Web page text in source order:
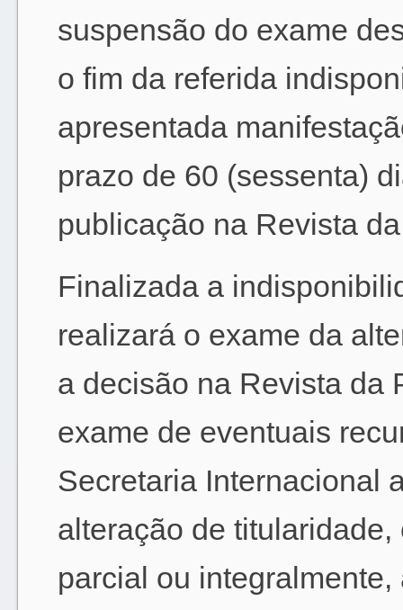
suspensão do exame
o fim da referida
apresentada
prazo de 60 (sessenta)
publicação na Revista
Finalizada a
realizará o exame da
a decisão na Revista da
exame de eventuais
Secretaria Internacional
alteração de
parcial ou